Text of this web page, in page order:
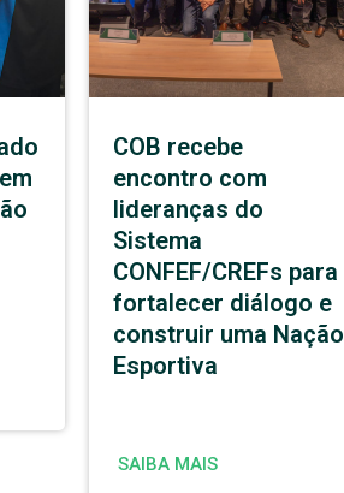
COB recebe
encontro com
lideranças do
Sistema
CONFEF/CREFs para
fortalecer diálogo e
construir uma Nação
Esportiva
SAIBA MAIS